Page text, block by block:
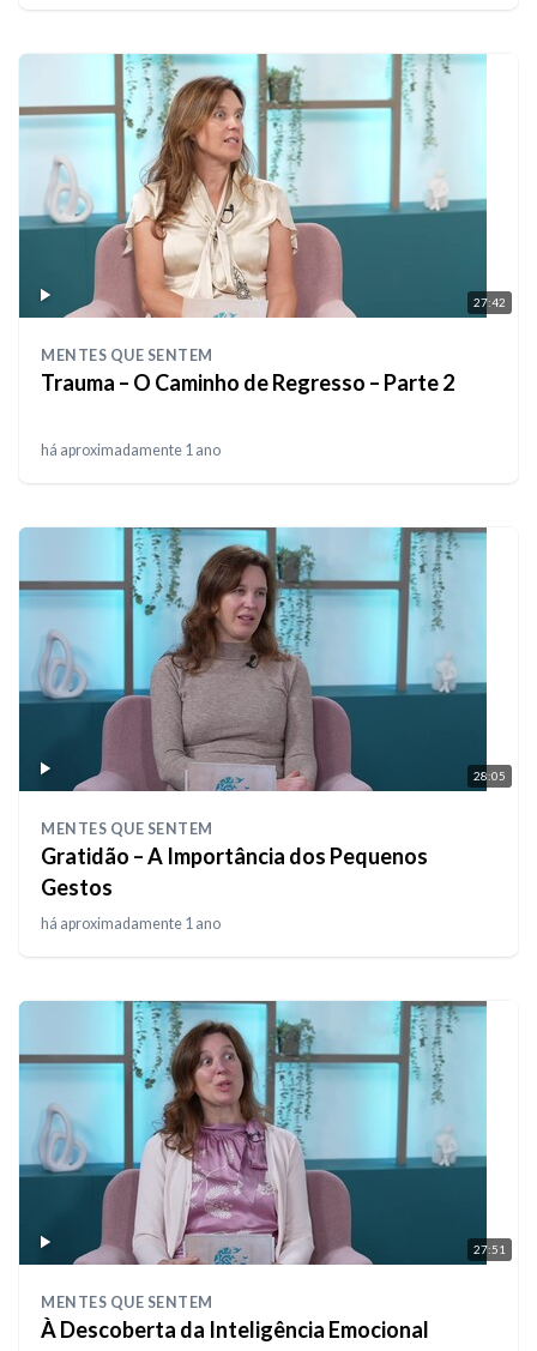
27:42
MENTES QUE SENTEM
Trauma – O Caminho de Regresso – Parte 2
há aproximadamente 1 ano
28:05
MENTES QUE SENTEM
Gratidão – A Importância dos Pequenos
Gestos
há aproximadamente 1 ano
27:51
MENTES QUE SENTEM
À Descoberta da Inteligência Emocional